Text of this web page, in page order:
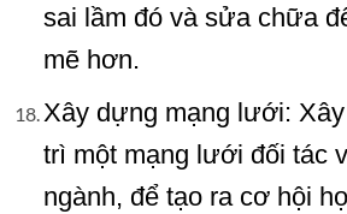
sai lầm đó và sửa chữa
mẽ hơn.
Xây dựng mạng lưới:
trì một mạng lưới đối tác
ngành, để tạo ra cơ hội